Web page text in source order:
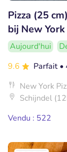
Pizza (25
bij New York
Aujourd'hui
9.6
Parfait •
New York
Schijndel
Vendu : 522